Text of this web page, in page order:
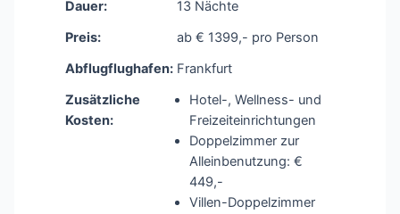
Dauer:
13 Nächte
Preis:
ab € 1399,- pro Person
Abflugflughafen: Frankfurt
Zusätzliche
Kosten:
Hotel-, Wellness- und
Freizeiteinrichtungen
Doppelzimmer zur
Alleinbenutzung: €
449,-
Villen-Doppelzimmer